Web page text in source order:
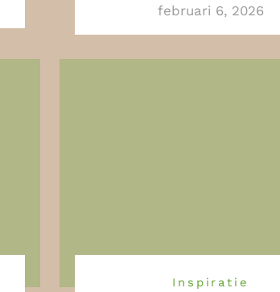
februari 6, 2026
Inspiratie